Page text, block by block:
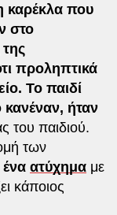
καρέκλα που
στο
προληπτικά
Το παιδί
ήταν
του παιδιού.
των
ατύχημαμε
κάποιος